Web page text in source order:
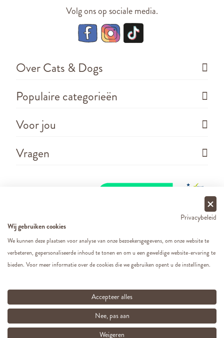
Volg ons op sociale media.
Over Cats & Dogs
Populaire categorieën
Voor jou
Vragen
Copyright ©2026 - Cats&Dogs - Website byeWings
e-commerce
Privacybeleid
Wij gebruiken cookies
We kunnen deze plaatsen voor analyse van onze bezoekersgegevens, om onze website te
verbeteren, gepersonaliseerde inhoud te tonen en om u een geweldige website-ervaring te
bieden. Voor meer informatie over de cookies die we gebruiken opent u de instellingen.
Accepteer alles
Nee, pas aan
Weigeren